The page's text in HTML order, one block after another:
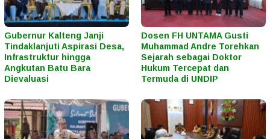
Gubernur Kalteng Janji
Tindaklanjuti Aspirasi Desa,
Infrastruktur hingga
Angkutan Batu Bara
Dievaluasi
Dosen FH UNTAMA Gusti
Muhammad Andre Torehkan
Sejarah sebagai Doktor
Hukum Tercepat dan
Termuda di UNDIP